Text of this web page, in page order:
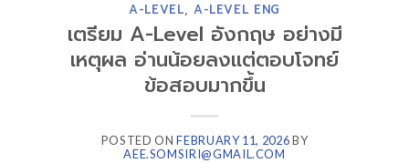
A-LEVEL, A-LEVEL ENG
เตรียม A-Level อังกฤษ อย่างมี
เหตุผล อ่านน้อยลงแต่ตอบโจทย์
ข้อสอบมากขึ้น
POSTED ONFEBRUARY 11, 2026BY
AEE.SOMSIRI@GMAIL.COM